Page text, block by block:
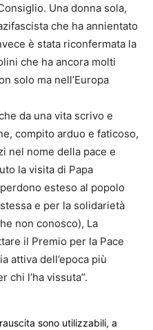
Una donna sola,
che ha annientato
è stata riconfermata la
che ha ancora molti
solo ma nell’Europa
da una vita scrivo e
compito arduo e faticoso,
nel nome della pace e
la visita di Papa
esteso al popolo
e per la solidarietà
non conosco), La
il Premio per la Pace
attiva dell’epoca più
chi l’ha vissuta”.
sono utilizzabili, a